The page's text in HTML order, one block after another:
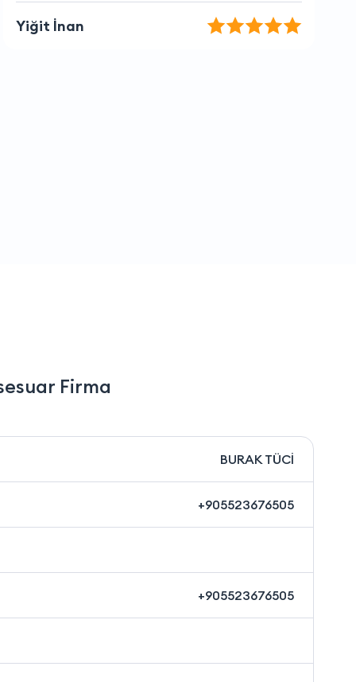
Zeynep Çelik
Firma
BURAK TÜCİ
+905523676505
+905523676505